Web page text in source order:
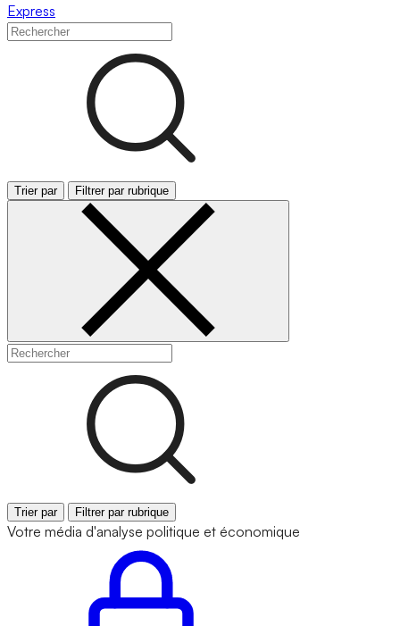
Express
Trier par Filtrer par rubrique
Trier par Filtrer par rubrique
Votre média d'analyse politique et économique